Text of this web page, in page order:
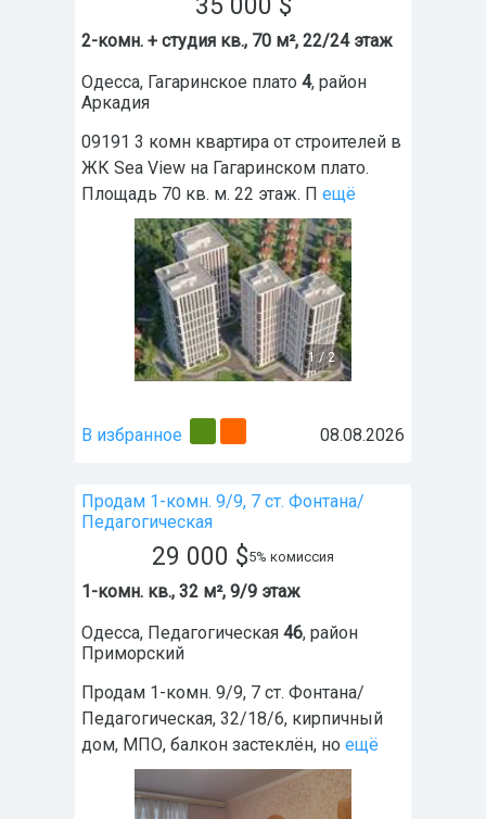
35 000 $
2-комн. + студия кв., 70 м², 22/24 этаж
Одесса, Гагаринское плато 4, район
Аркадия
09191 3 комн квартира от строителей в
ЖК Sea View на Гагаринском плато.
Площадь 70 кв. м. 22 этаж. П ещё
1/2
В избранное 08.08.2026
Продам 1-комн. 9/9, 7 ст. Фонтана/
Педагогическая
29 000 $5% комиссия
1-комн. кв., 32 м², 9/9 этаж
Одесса, Педагогическая 46, район
Приморский
Продам 1-комн. 9/9, 7 ст. Фонтана/
Педагогическая, 32/18/6, кирпичный
дом, МПО, балкон застеклён, но ещё